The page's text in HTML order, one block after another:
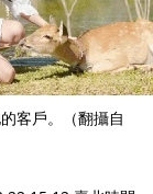
客戶。（翻攝自